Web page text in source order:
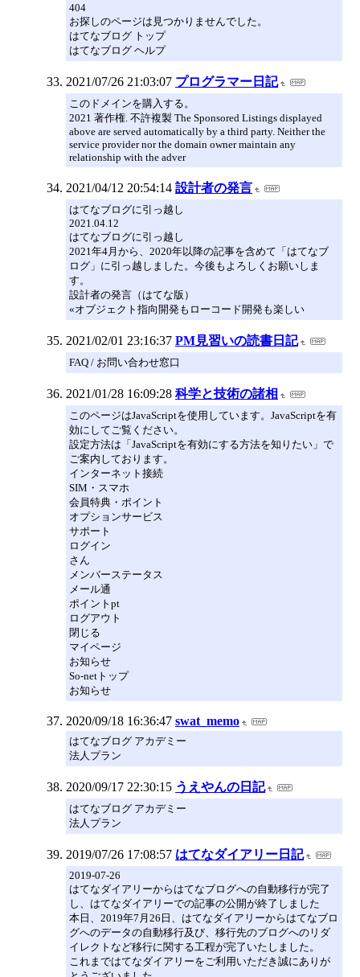
404
お探しのページは見つかりませんでした。
はてなブログ トップ
はてなブログ ヘルプ
2021/07/26 21:03:07 プログラマー日記
このドメインを購入する。
2021 著作権. 不許複製 The Sponsored Listings displayed
above are served automatically by a third party. Neither the
service provider nor the domain owner maintain any
relationship with the adver
2021/04/12 20:54:14 設計者の発言
はてなブログに引っ越し
2021.04.12
はてなブログに引っ越し
2021年4月から、2020年以降の記事を含めて「はてなブ
ログ」に引っ越しました。今後もよろしくお願いしま
す。
設計者の発言（はてな版）
«オブジェクト指向開発もローコード開発も楽しい
2021/02/01 23:16:37 PM見習いの読書日記
FAQ / お問い合わせ窓口
2021/01/28 16:09:28 科学と技術の諸相
このページはJavaScriptを使用しています。JavaScriptを有
効にしてご覧ください。
設定方法は「JavaScriptを有効にする方法を知りたい」で
ご案内しております。
インターネット接続
SIM・スマホ
会員特典・ポイント
オプションサービス
サポート
ログイン
さん
メンバーステータス
メール通
ポイントpt
ログアウト
閉じる
マイページ
お知らせ
So-netトップ
お知らせ
2020/09/18 16:36:47 swat_memo
はてなブログ アカデミー
法人プラン
2020/09/17 22:30:15 うえやんの日記
はてなブログ アカデミー
法人プラン
2019/07/26 17:08:57 はてなダイアリー日記
2019-07-26
はてなダイアリーからはてなブログへの自動移行が完了
し、はてなダイアリーでの記事の公開が終了しました
本日、2019年7月26日、はてなダイアリーからはてなブロ
グへのデータの自動移行及び、移行先のブログへのリダ
イレクトなど移行に関する工程が完了いたしました。
これまではてなダイアリーをご利用いただき誠にありが